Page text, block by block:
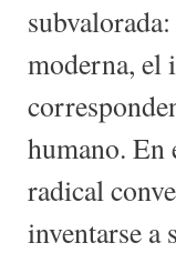
moderna, el
humano. En
radical
inventarse a